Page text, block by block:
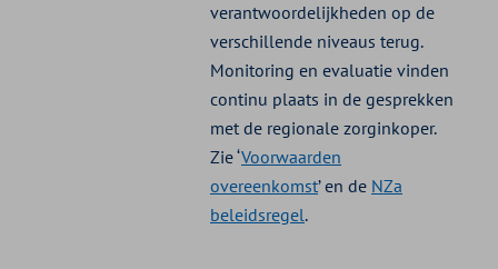
verantwoordelijkheden op de
verschillende niveaus terug.
Monitoring en evaluatie vinden
continu plaats in de gesprekken
met de regionale zorginkoper.
Zie ‘Voorwaarden
overeenkomst’ en de NZa
beleidsregel.